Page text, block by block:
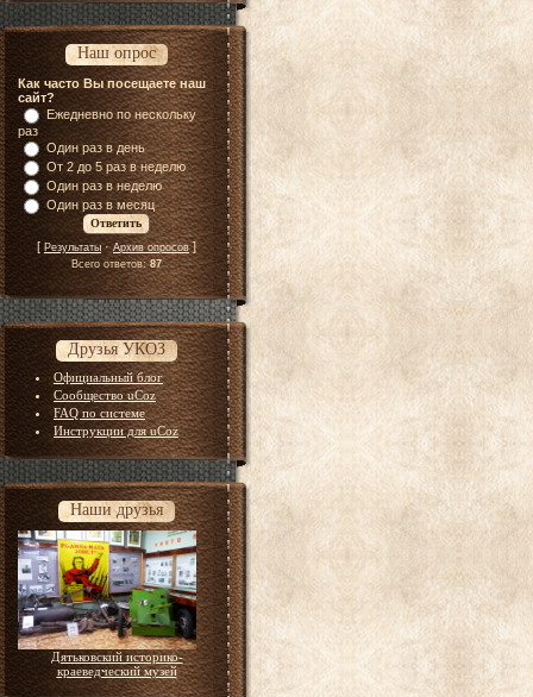
Наш опрос
Как часто Вы посещаете наш
сайт?
Ежедневно по нескольку
раз
Один раз в день
От 2 до 5 раз в неделю
Один раз в неделю
Один раз в месяц
[ Результаты·Архив опросов]
Всего ответов:87
Друзья УКОЗ
Официальный блог
Сообщество uCoz
FAQ по системе
Инструкции для uCoz
Наши друзья
Дятьковский историко-
краеведческий музей